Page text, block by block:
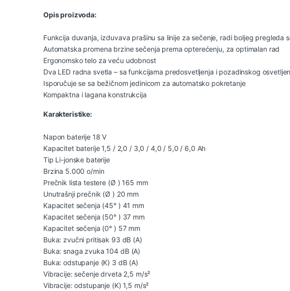
Opis proizvoda:
Funkcija duvanja, izduvava prašinu sa linije za sečenje, radi boljeg pregleda
Automatska promena brzine sečenja prema opterećenju, za optimalan rad
Ergonomsko telo za veću udobnost
Dva LED radna svetla – sa funkcijama predosvetljenja i pozadinskog
Isporučuje se sa bežičnom jedinicom za automatsko pokretanje
Kompaktna i lagana konstrukcija
Karakteristike:
Napon baterije 18 V
Kapacitet baterije 1,5 / 2,0 / 3,0 / 4,0 / 5,0 / 6,0 Ah
Tip Li-jonske baterije
Brzina 5.000 o/min
Prečnik lista testere (Ø ) 165 mm
Unutrašnji prečnik (Ø ) 20 mm
Kapacitet sečenja (45° ) 41 mm
Kapacitet sečenja (50° ) 37 mm
Kapacitet sečenja (0° ) 57 mm
Buka: zvučni pritisak 93 dB (A)
Buka: snaga zvuka 104 dB (A)
Buka: odstupanje (K) 3 dB (A)
Vibracije: sečenje drveta 2,5 m/s²
Vibracije: odstupanje (K) 1,5 m/s²